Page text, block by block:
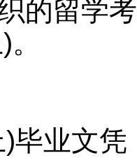
的留学
毕业文